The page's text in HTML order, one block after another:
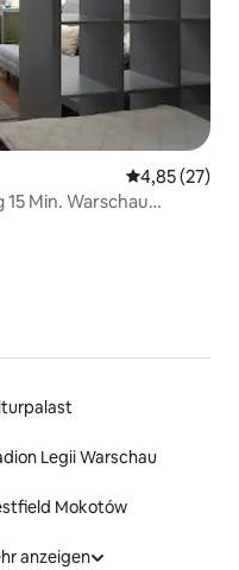
4,85 (27)
Min. Warschau
Legii Warschau
Mokotów
anzeigen